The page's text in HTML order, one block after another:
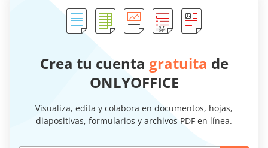
Crea tu cuenta gratuita de
ONLYOFFICE
Visualiza, edita y colabora en documentos, hojas,
diapositivas, formularios y archivos PDF en línea.